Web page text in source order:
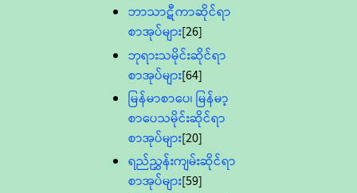
ဘာသာဋီကာဆိုင်ရာ
စာအုပ်များ[26]
ဘုရားသမိုင်းဆိုင်ရာ
စာအုပ်များ[64]
မြန်မာစာပေ၊ မြန်မာ့
စာပေသမိုင်းဆိုင်ရာ
စာအုပ်များ[20]
ရည်ညွှန်းကျမ်းဆိုင်ရာ
စာအုပ်များ[59]